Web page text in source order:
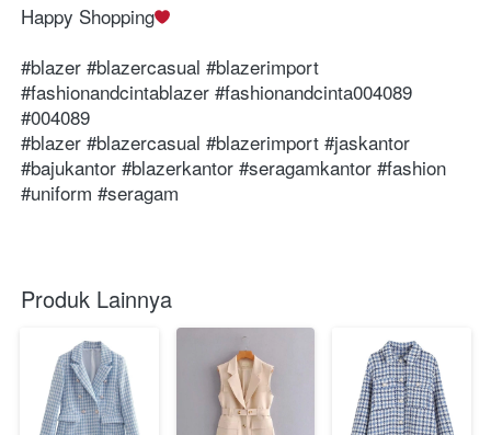
Happy Shopping⁣⁣⁣⁣⁣⁣⁣
⁣⁣⁣⁣⁣⁣⁣⁣⁣⁣⁣⁣⁣⁣⁣⁣⁣⁣⁣⁣⁣⁣⁣⁣⁣⁣⁣⁣⁣⁣⁣#blazer #blazercasual #blazerimport
#⁣⁣⁣⁣⁣fashionandcintablazer #fashionandcinta004089
#004089 ⁣⁣⁣⁣⁣⁣⁣⁣⁣⁣⁣⁣⁣⁣⁣⁣⁣⁣⁣⁣⁣⁣⁣⁣⁣
#blazer #blazercasual #blazerimport #jaskantor
#bajukantor #blazerkantor #seragamkantor #fashion
#uniform #seragam
Produk Lainnya